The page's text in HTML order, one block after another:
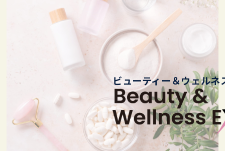
ーカー…
ビューティー＆ウェルネ